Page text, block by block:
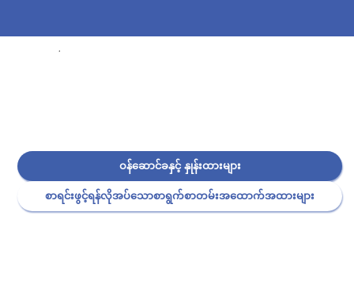
ဝန်ဆောင်ခနှင့် နှုန်းထားများ
စာရင်းဖွင့်ရန်လိုအပ်သောစာရွက်စာတမ်းအထောက်အထားများ